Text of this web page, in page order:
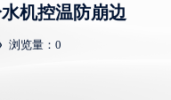
机控温防崩边
浏览量： 0